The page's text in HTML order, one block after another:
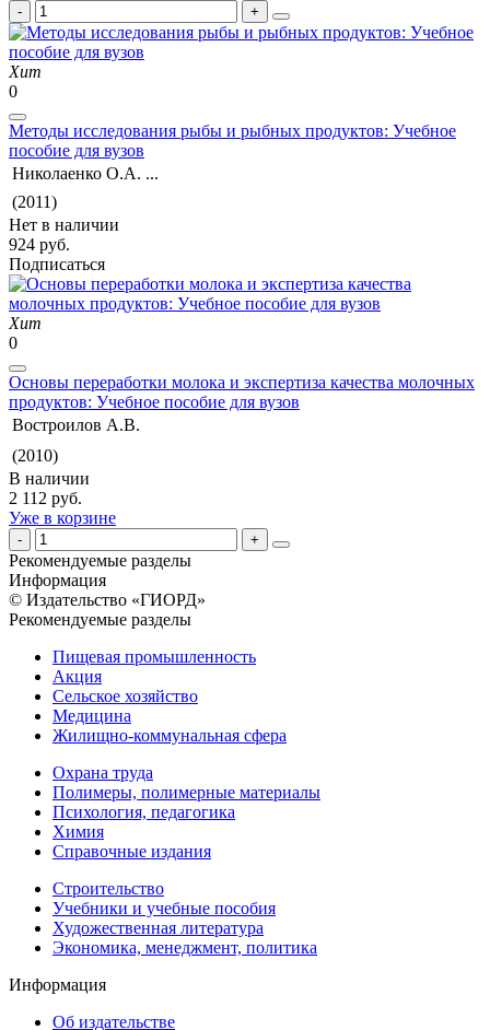
Хит
0
Методы исследования рыбы и рыбных продуктов: Учебное
пособие для вузов
Николаенко О.А. ...
(2011)
Нет в наличии
924 руб.
Подписаться
Хит
0
Основы переработки молока и экспертиза качества молочных
продуктов: Учебное пособие для вузов
Востроилов А.В.
(2010)
В наличии
2 112 руб.
Уже в корзине
Рекомендуемые разделы
Информация
© Издательство «ГИОРД»
Рекомендуемые разделы
Пищевая промышленность
Акция
Сельское хозяйство
Медицина
Жилищно-коммунальная сфера
Охрана труда
Полимеры, полимерные материалы
Психология, педагогика
Химия
Справочные издания
Строительство
Учебники и учебные пособия
Художественная литература
Экономика, менеджмент, политика
Информация
Об издательстве